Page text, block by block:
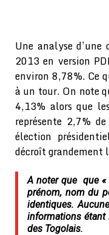
Une analyse
2013 en version
environ 8,78%. Ce
à un tour. On note
4,13% alors que
représente 2,7%
élection
décroît grandement
A noter que que «
prénom, nom du
identiques.
informations étant
des Togolais.